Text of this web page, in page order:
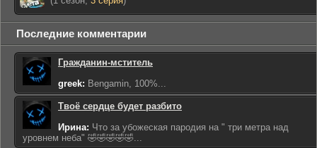
Последние комментарии
Гражданин-мститель
greek: Bengamin, 100%...
Твоё сердце будет разбито
Ирина: Что за убожеская пародия на " три метра над
уровнем неба" 🤣🤣🤣🤣🤣...